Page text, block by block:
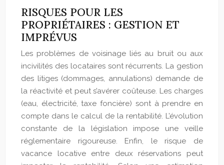
RISQUES POUR LES
PROPRIÉTAIRES : GESTION ET
IMPRÉVUS
Les problèmes de voisinage liés au bruit ou aux
incivilités des locataires sont récurrents. La gestion
des litiges (dommages, annulations) demande de
la réactivité et peut s’avérer coûteuse. Les charges
(eau, électricité, taxe foncière) sont à prendre en
compte dans le calcul de la rentabilité. L’évolution
constante de la législation impose une veille
réglementaire rigoureuse. Enfin, le risque de
vacance locative entre deux réservations peut